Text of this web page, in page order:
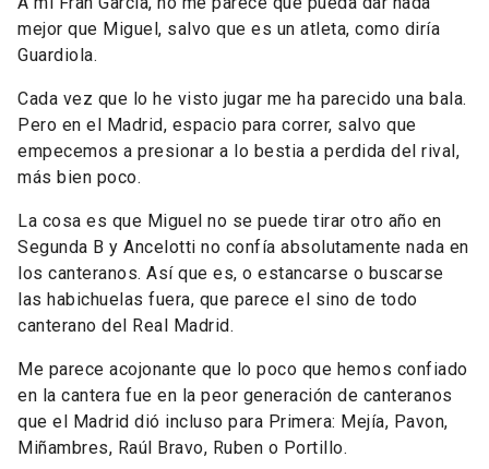
mejor que Miguel, salvo que es un atleta, como diría
Guardiola.
Cada vez que lo he visto jugar me ha parecido una bala.
Pero en el Madrid, espacio para correr, salvo que
empecemos a presionar a lo bestia a perdida del rival,
más bien poco.
La cosa es que Miguel no se puede tirar otro año en
Segunda B y Ancelotti no confía absolutamente nada en
los canteranos. Así que es, o estancarse o buscarse
las habichuelas fuera, que parece el sino de todo
canterano del Real Madrid.
Me parece acojonante que lo poco que hemos confiado
en la cantera fue en la peor generación de canteranos
que el Madrid dió incluso para Primera: Mejía, Pavon,
Miñambres, Raúl Bravo, Ruben o Portillo.